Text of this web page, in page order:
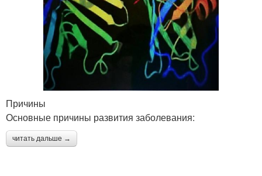
Причины
Основные причины развития заболевания:
читать дальше →